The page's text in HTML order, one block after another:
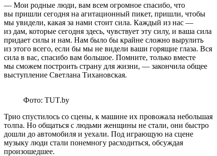
— Мои родные люди, вам всем огромное спасибо, что
вы пришли сегодня на агитационный пикет, пришли, чтобы
мы увидели, какая за нами стоит сила. Каждый из нас —
из дам, которые сегодня здесь, чувствует эту силу, и ваша сила
придает силы и нам. Нам было бы крайне сложно вырулить
из этого всего, если бы мы не видели ваши горящие глаза. Вся
сила в вас, спасибо вам большое. Помните, только вместе
мы сможем построить страну для жизни, — закончила общее
выступление Светлана Тихановская.
Фото: TUT.by
Трио спустилось со сцены, к машине их провожала небольшая
толпа. Но общаться с людьми женщины не стали, они быстро
дошли до автомобиля и уехали. Под играющую на сцене
музыку люди стали понемногу расходиться, обсуждая
произошедшее.